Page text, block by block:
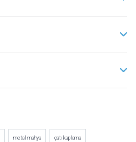
metal mahya çatı kaplama